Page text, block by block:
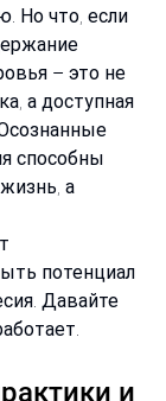
Но что, если
– это не
а доступная
способны
а
потенциал
Давайте
и